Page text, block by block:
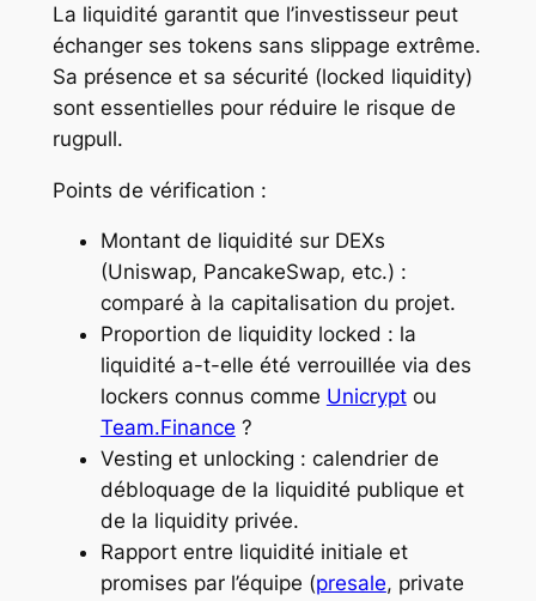
La liquidité garantit que l’investisseur peut
échanger ses tokens sans slippage extrême.
Sa présence et sa sécurité (locked liquidity)
sont essentielles pour réduire le risque de
rugpull.
Points de vérification :
Montant de liquidité sur DEXs
(Uniswap, PancakeSwap, etc.) :
comparé à la capitalisation du projet.
Proportion de liquidity locked : la
liquidité a-t-elle été verrouillée via des
lockers connus comme Unicryptou
Team.Finance ?
Vesting et unlocking : calendrier de
débloquage de la liquidité publique et
de la liquidity privée.
Rapport entre liquidité initiale et
promises par l’équipe (presale, private